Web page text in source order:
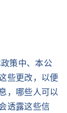
策中、本公
些更改，以便
，哪些人可以
透露这些信